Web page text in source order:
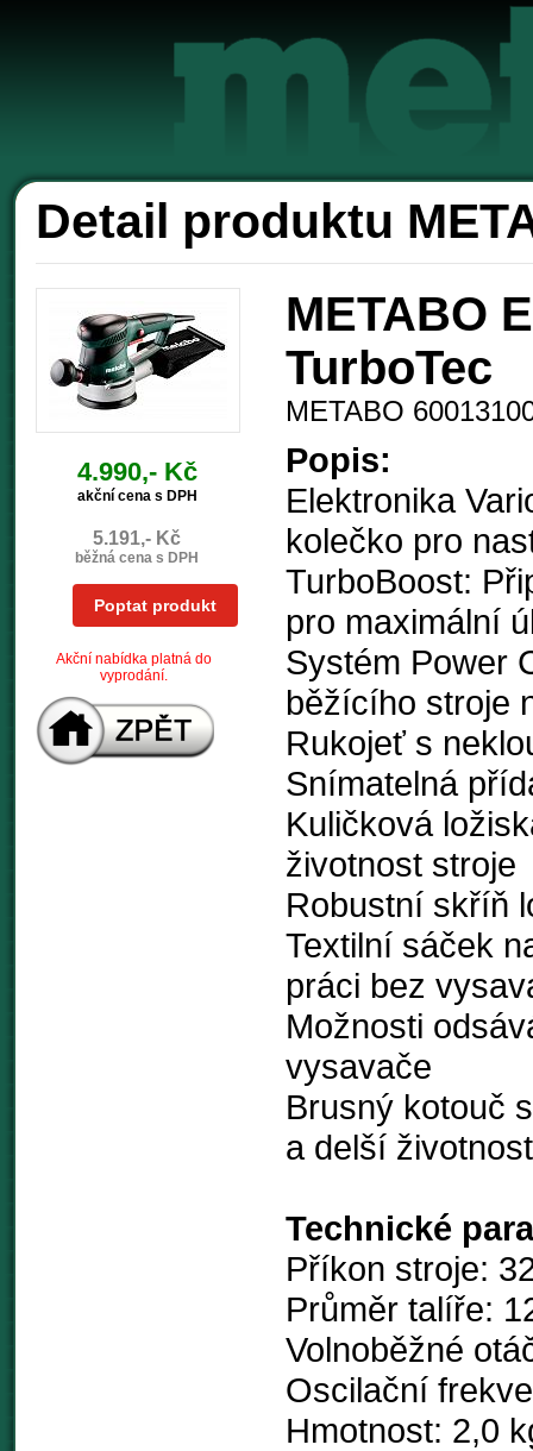
Detail produktu
4.990,- Kč
akční cena s DPH
5.191,- Kč
běžná cena s DPH
Poptat produkt
Akční nabídka platná do
vyprodání.
METABO
TurboTec
METABO
Popis:
Elektronika
kolečko pro
TurboBoost:
pro maximální
Systém Power
běžícího stroje
Rukojeť s
Snímatelná
Kuličková
životnost stroje
Robustní skříň
Textilní sáček
práci bez
Možnosti
vysavače
Brusný kotouč
a delší
Technické
Příkon stroje:
Průměr talíře:
Volnoběžné
Oscilační
Hmotnost: 2,0